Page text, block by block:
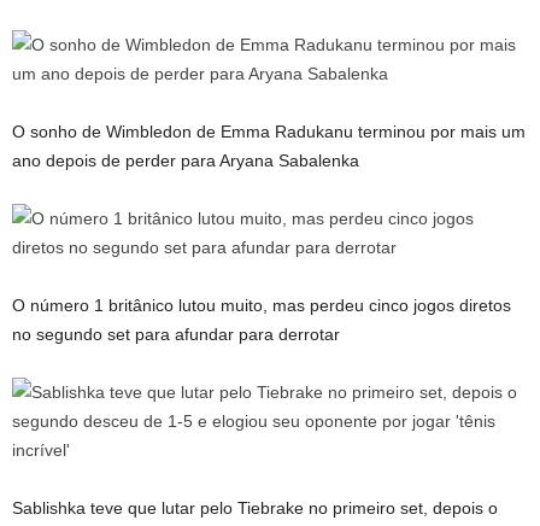
O sonho de Wimbledon de Emma Radukanu terminou por mais um
ano depois de perder para Aryana Sabalenka
O número 1 britânico lutou muito, mas perdeu cinco jogos diretos
no segundo set para afundar para derrotar
Sablishka teve que lutar pelo Tiebrake no primeiro set, depois o